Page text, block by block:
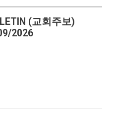
(교회주보)
2026